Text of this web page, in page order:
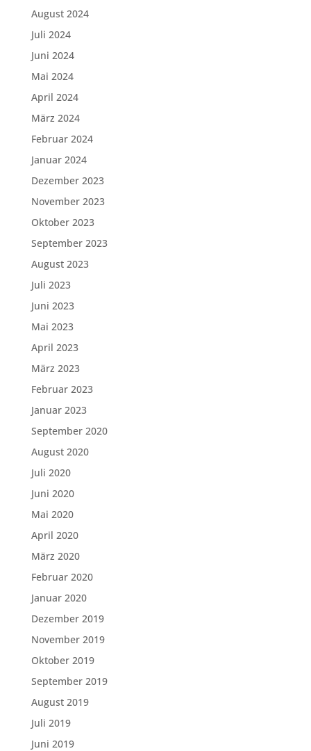
August 2024
Juli 2024
Juni 2024
Mai 2024
April 2024
März 2024
Februar 2024
Januar 2024
Dezember 2023
November 2023
Oktober 2023
September 2023
August 2023
Juli 2023
Juni 2023
Mai 2023
April 2023
März 2023
Februar 2023
Januar 2023
September 2020
August 2020
Juli 2020
Juni 2020
Mai 2020
April 2020
März 2020
Februar 2020
Januar 2020
Dezember 2019
November 2019
Oktober 2019
September 2019
August 2019
Juli 2019
Juni 2019